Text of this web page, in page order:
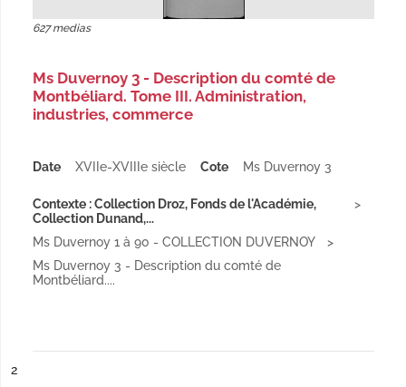
627 medias
Ms Duvernoy 3 - Description du comté de
Montbéliard. Tome III. Administration,
industries, commerce
Date XVIIe-XVIIIe siècle Cote Ms Duvernoy 3
Contexte : Collection Droz, Fonds de l'Académie,
Collection Dunand,...
Ms Duvernoy 1 à 90 - COLLECTION DUVERNOY
Ms Duvernoy 3 - Description du comté de
Montbéliard....
n°
2